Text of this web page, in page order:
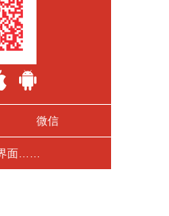
微信
面……